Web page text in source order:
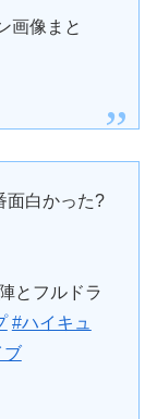
画像まと
面白かった?
とフルドラ
#ハイキュ
ブ